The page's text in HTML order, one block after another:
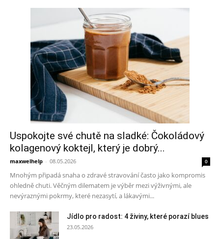
Uspokojte své chutě na sladké: Čokoládový
kolagenový koktejl, který je dobrý...
maxwelhelp - 08.05.2026 0
Mnohým připadá snaha o zdravé stravování často jako kompromis
ohledně chuti. Věčným dilematem je výběr mezi výživnými, ale
nevýraznými pokrmy, které nezasytí, a lákavými...
Jídlo pro radost: 4 živiny, které porazí blues
23.05.2026